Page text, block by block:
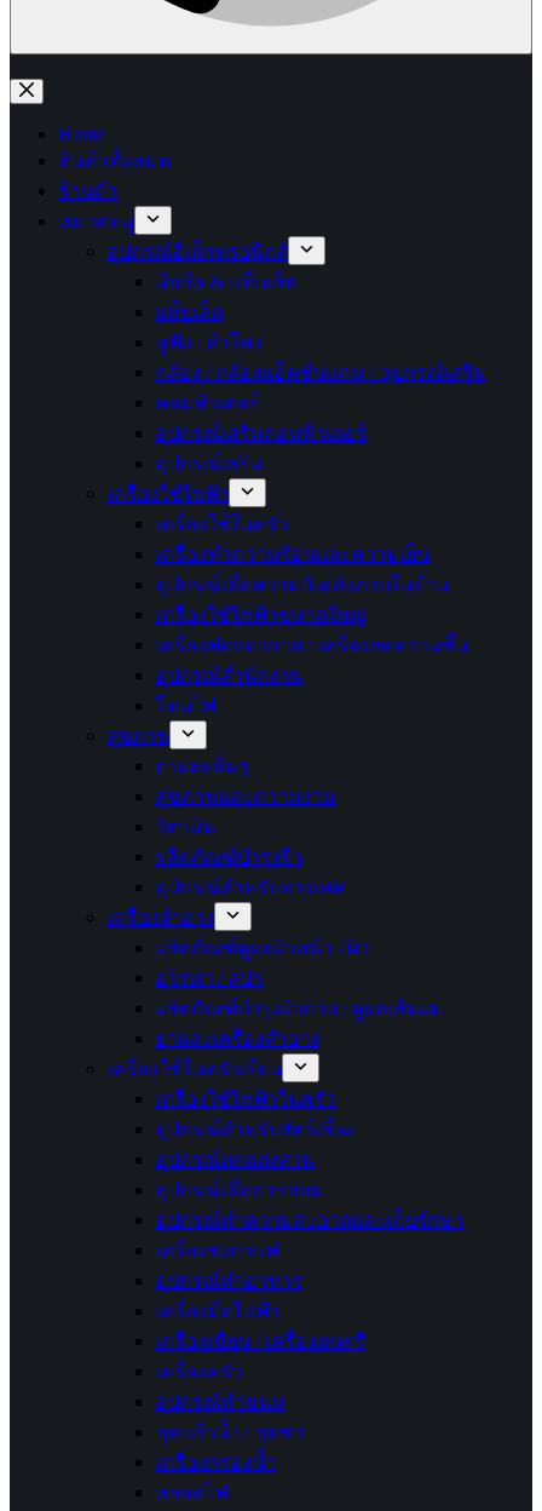
No
results
Home
สินค้าทั้งหมด
ร้านค้า
หมวดหมู่
อุปกรณ์อิเล็กทรอนิกส์
มือถือ & แท็บเล็ต
แท็บเล็ต
หูฟัง / ลำโพง
กล้อง / กล้องแอ็คชั่นแคม / อุปกรณ์เสริม
คอมพิวเตอร์
อุปกรณ์เสริมคอมพิวเตอร์
อุปกรณ์เสริม
เครื่องใช้ไฟฟ้า
เครื่องใช้ในครัว
เครื่องทำความร้อนและความเย็น
อุปกรณ์เพื่อความบันเทิงภายในบ้าน
เครื่องใช้ไฟฟ้าขนาดใหญ่
เครื่องฟอกอากาศ / เครื่องลดความชื้น
อุปกรณ์สำนักงาน
โคมไฟ
สุขภาพ
ยาและอื่นๆ
สุขภาพและความงาม
วิตามิน
ผลิตภัณฑ์บำรุงผิว
อุปกรณ์สำหรับทางเพศ
เครื่องสำอาง
ผลิตภัณฑ์ดูแลผิวหน้า / ผิว
อโรม่า / สปา
ผลิตภัณฑ์บำรุงผิวกาย / ดูแลเส้นผม
ยาและเครื่องสำอาง
เครื่องใช้ในครัวเรือน
เครื่องใช้ไฟฟ้าในครัว
อุปกรณ์สำหรับสัตว์เลี้ยง
อุปกรณ์ตกแต่งสวน
อุปกรณ์เพื่อการซ่อม
อุปกรณ์ทำความสะอาดและเก็บรักษา
เครื่องชงกาแฟ
อุปกรณ์ทำอาหาร
เครื่องมือไฟฟ้า
เครื่องเขียน / เครื่องดนตรี
เครื่องครัว
อุปกรณ์ทำขนม
ชุดแก้วน้ำ / ชุดชา
เครื่องกรองน้ำ
หลอดไฟ